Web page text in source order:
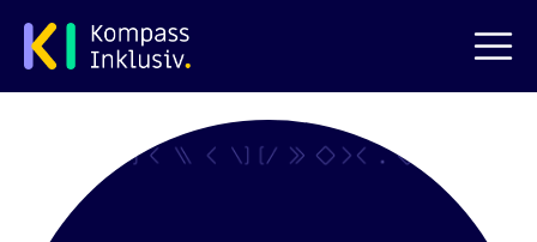
zum Hauptinhalt springen